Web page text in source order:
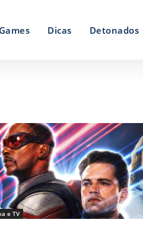
Games Dicas Detonados
e TV